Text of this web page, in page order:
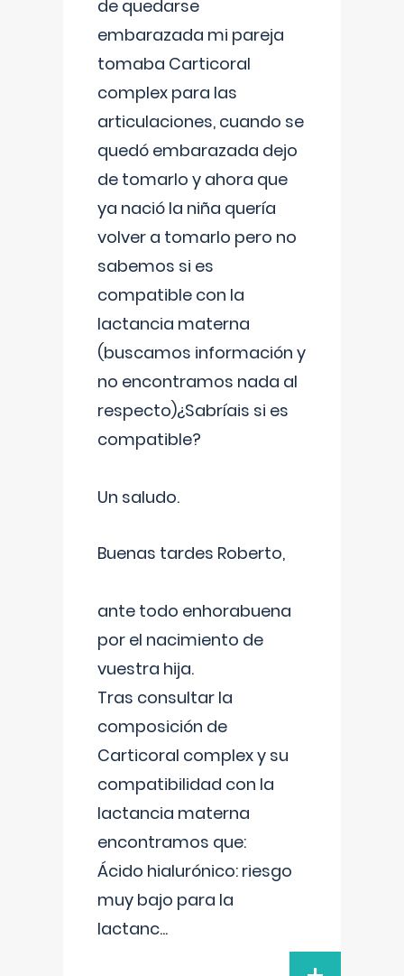
de quedarse
embarazada mi pareja
tomaba Carticoral
complex para las
articulaciones, cuando se
quedó embarazada dejo
de tomarlo y ahora que
ya nació la niña quería
volver a tomarlo pero no
sabemos si es
compatible con la
lactancia materna
(buscamos información y
no encontramos nada al
respecto)¿Sabríais si es
compatible?
Un saludo.
Buenas tardes Roberto,
ante todo enhorabuena
por el nacimiento de
vuestra hija.
Tras consultar la
composición de
Carticoral complex y su
compatibilidad con la
lactancia materna
encontramos que:
Ácido hialurónico: riesgo
muy bajo para la
lactanc...